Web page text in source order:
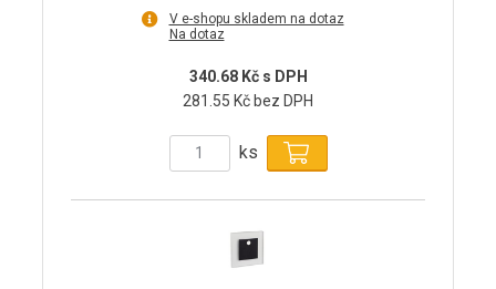
V e-shopu skladem na dotaz
Na dotaz
340.68 Kč s DPH
281.55 Kč bez DPH
ks